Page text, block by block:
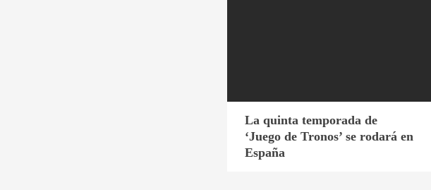
La quinta temporada de
‘Juego de Tronos’ se rodará en
España